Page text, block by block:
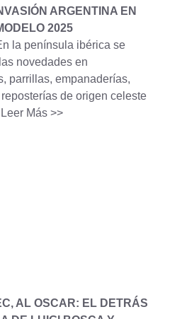
ARGENTINA EN
2025
la península ibérica se
novedades en
parrillas, empanaderías,
de origen celeste
Leer Más >>
AL OSCAR: EL DETRÁS